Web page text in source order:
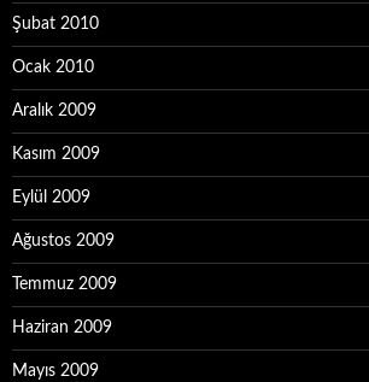
Şubat 2010
Ocak 2010
Aralık 2009
Kasım 2009
Eylül 2009
Ağustos 2009
Temmuz 2009
Haziran 2009
Mayıs 2009